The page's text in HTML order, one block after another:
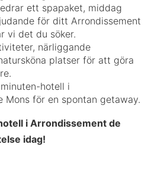
ett spapaket, middag
för ditt Arrondissement
vi det du söker.
närliggande
platser för att göra
hotell i
Mons för en spontan getaway.
i Arrondissement de
idag!